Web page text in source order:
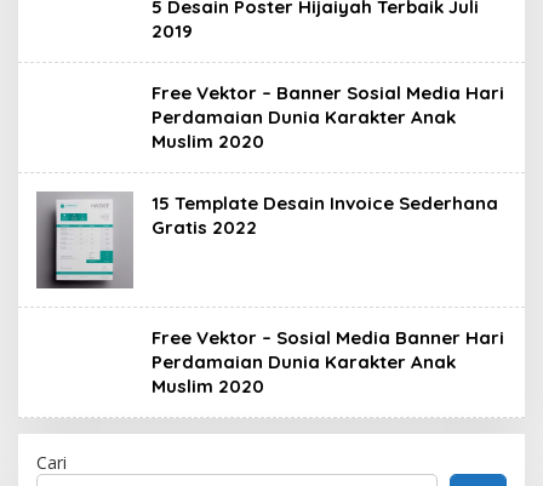
5 Desain Poster Hijaiyah Terbaik Juli
2019
Free Vektor – Banner Sosial Media Hari
Perdamaian Dunia Karakter Anak
Muslim 2020
15 Template Desain Invoice Sederhana
Gratis 2022
Free Vektor – Sosial Media Banner Hari
Perdamaian Dunia Karakter Anak
Muslim 2020
Cari